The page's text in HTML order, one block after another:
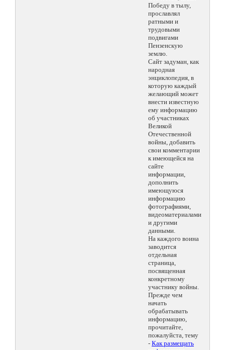
Победу в тылу,
прославлял
ратными и
трудовыми
подвигами
Пензенскую
землю.
Сайт задуман, как
народная
энциклопедия, в
которую каждый
желающий может
внести известную
ему информацию
об участниках
Великой
Отечественной
войны, добавить
свои комментарии
к имеющейся на
сайте
информации,
дополнить
имеющуюся
информацию
фотографиями,
видеоматериалами
и другими
данными.
На каждого воина
заводится
отдельная
страница,
посвященная
конкретному
участнику войны.
Прежде чем
начать
обрабатывать
информацию,
прочитайте,
пожалуйста, тему
- Как размещать